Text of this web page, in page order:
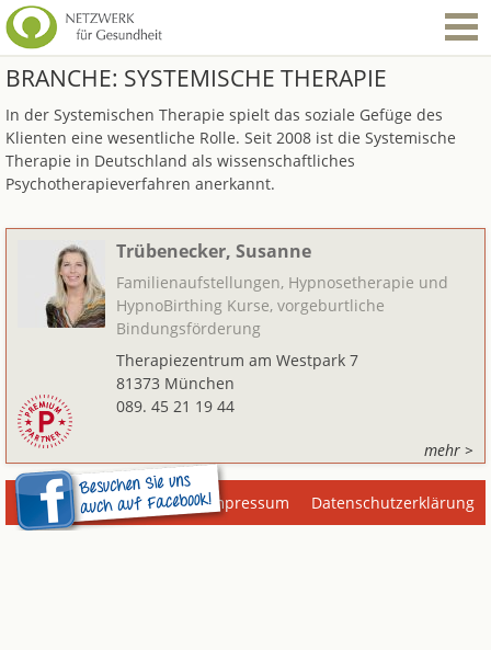
BRANCHE: SYSTEMISCHE THERAPIE
In der Systemischen Therapie spielt das soziale Gefüge des
Klienten eine wesentliche Rolle. Seit 2008 ist die Systemische
Therapie in Deutschland als wissenschaftliches
Psychotherapieverfahren anerkannt.
Trübenecker, Susanne
Familienaufstellungen, Hypnosetherapie und
HypnoBirthing Kurse, vorgeburtliche
Bindungsförderung
Therapiezentrum am Westpark 7
81373 München
089. 45 21 19 44
mehr >
Impressum Datenschutzerklärung